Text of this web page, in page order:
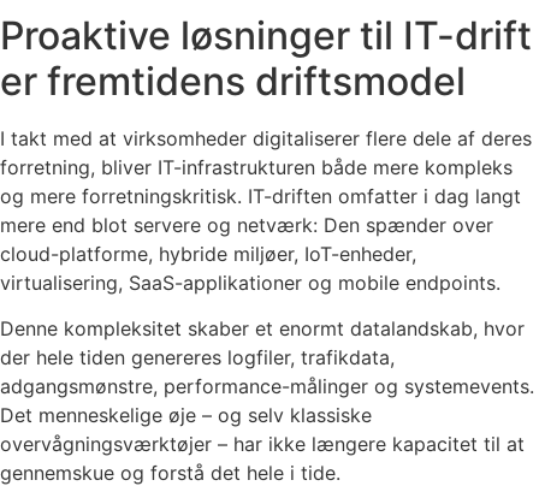
Proaktive løsninger til IT-drift
er fremtidens driftsmodel
I takt med at virksomheder digitaliserer flere dele af deres
forretning, bliver IT-infrastrukturen både mere kompleks
og mere forretningskritisk. IT-driften omfatter i dag langt
mere end blot servere og netværk: Den spænder over
cloud-platforme, hybride miljøer, IoT-enheder,
virtualisering, SaaS-applikationer og mobile endpoints.
Denne kompleksitet skaber et enormt datalandskab, hvor
der hele tiden genereres logfiler, trafikdata,
adgangsmønstre, performance-målinger og systemevents.
Det menneskelige øje – og selv klassiske
overvågningsværktøjer – har ikke længere kapacitet til at
gennemskue og forstå det hele i tide.